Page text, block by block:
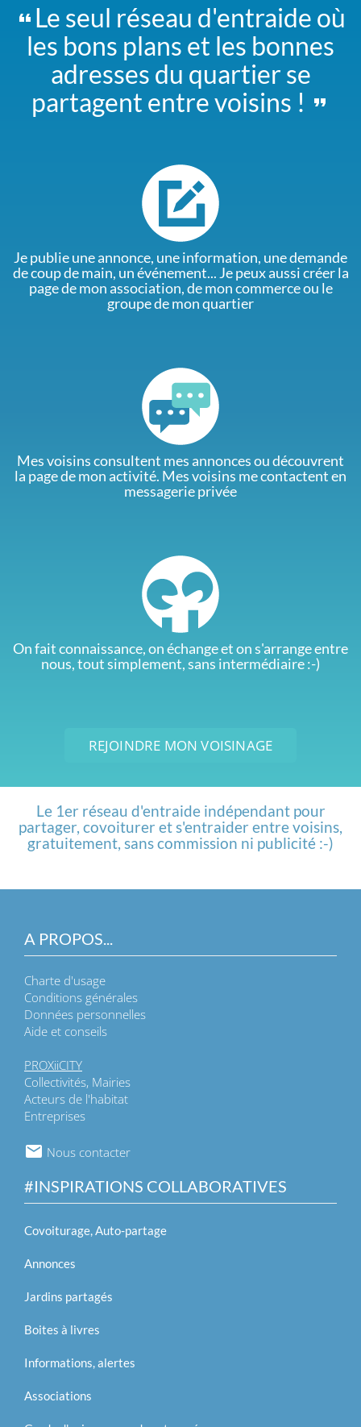
Le seul réseau d'entraide où
les bons plans et les bonnes
adresses du quartier se
partagent entre voisins !
Je publie une annonce, une information, une demande
de coup de main, un événement... Je peux aussi créer la
page de mon association, de mon commerce ou le
groupe de mon quartier
Mes voisins consultent mes annonces ou découvrent
la page de mon activité. Mes voisins me contactent en
messagerie privée
On fait connaissance, on échange et on s'arrange entre
nous, tout simplement, sans intermédiaire :-)
REJOINDRE MON VOISINAGE
Le 1er réseau d'entraide indépendant pour
partager, covoiturer et s'entraider entre voisins,
gratuitement, sans commission ni publicité :-)
A PROPOS...
Charte d'usage
Conditions générales
Données personnelles
Aide et conseils
PROXiiCITY
Collectivités, Mairies
Acteurs de l'habitat
Entreprises
Nous contacter
#INSPIRATIONS COLLABORATIVES
Covoiturage, Auto-partage
Annonces
Jardins partagés
Boites à livres
Informations, alertes
Associations